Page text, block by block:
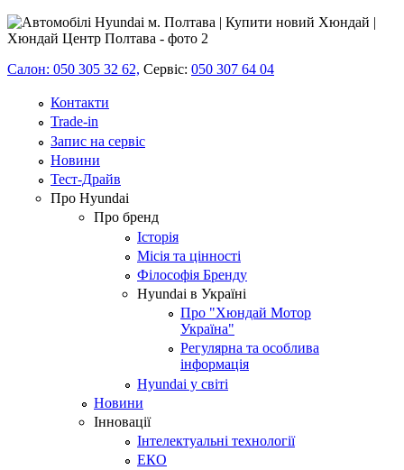
Салон: 050 305 32 62, Сервіс: 050 307 64 04
Контакти
Trade-in
Запис на сервіс
Новини
Тест-Драйв
Про Hyundai
Про бренд
Історія
Місія та цінності
Філософія Бренду
Hyundai в Україні
Про "Хюндай Мотор
Україна"
Регулярна та особлива
інформація
Hyundai у світі
Новини
Інновації
Інтелектуальні технології
ЕКО